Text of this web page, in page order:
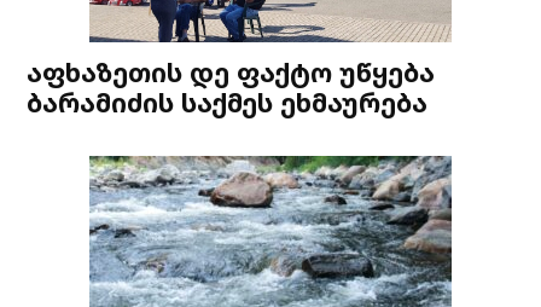
აფხაზეთის დე ფაქტო უწყება
ბარამიძის საქმეს ეხმაურება